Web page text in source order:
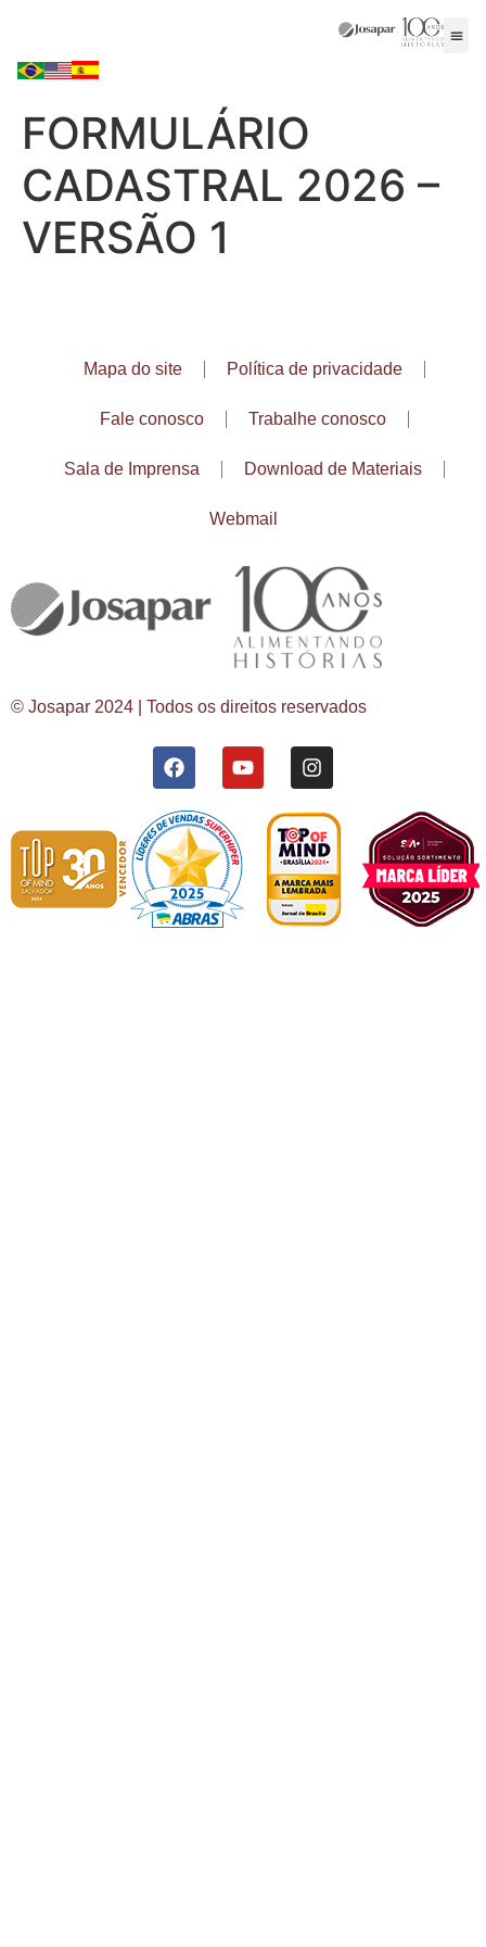
FORMULÁRIO
CADASTRAL 2026 –
VERSÃO 1
Mapa do site Política de privacidade
Fale conosco Trabalhe conosco
Sala de Imprensa Download de Materiais
Webmail
© Josapar 2024 | Todos os direitos reservados